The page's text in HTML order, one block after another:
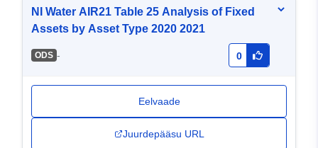
NI Water AIR21 Table 25 Analysis of Fixed
Assets by Asset Type 2020 2021
ODS - 0
Eelvaade
Juurdepääsu URL